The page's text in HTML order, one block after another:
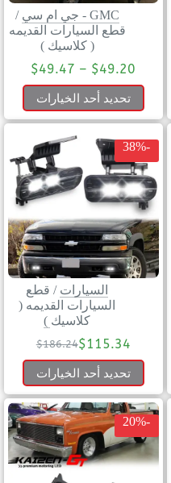
GMC - جي ام سي
/
قطع السيارات القديمه
( كلاسيك )
$49.20
–
$49.47
تحديد أحد الخيارات
-38%
السيارات / قطع
السيارات القديمه (
كلاسيك )
$186.24$115.34
تحديد أحد الخيارات
-20%